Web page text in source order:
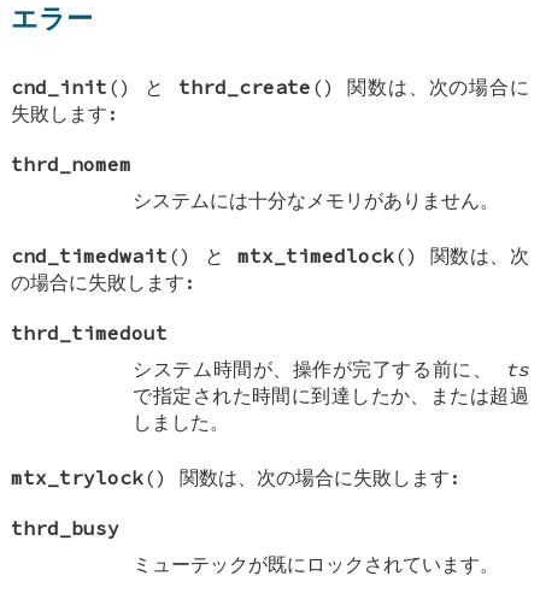
エラー
cnd_init () と thrd_create () 関数は、次の場合に
失敗します:
thrd_nomem
システムには十分なメモリがありません。
cnd_timedwait () と mtx_timedlock() 関数は、次
の場合に失敗します:
thrd_timedout
システム時間が、操作が完了する前に、
ts
で指定された時間に到達したか、または超過
しました。
mtx_trylock() 関数は、次の場合に失敗します:
thrd_busy
ミューテックが既にロックされています。